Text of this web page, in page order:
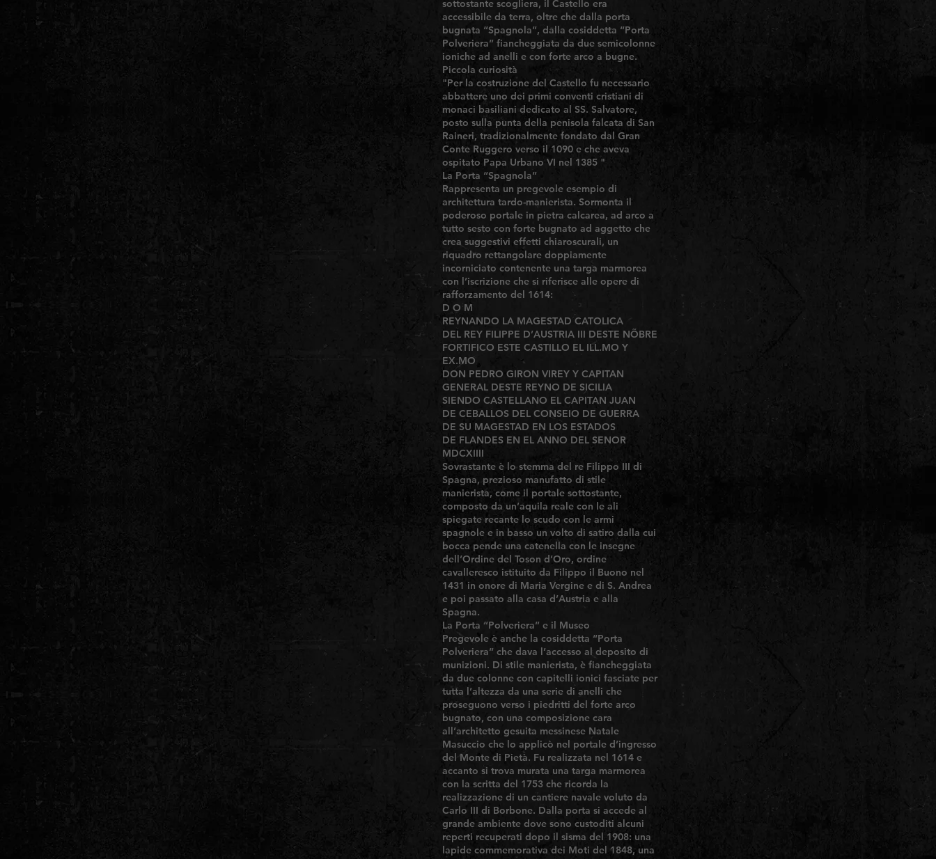
sottostante scogliera, il Castello era
accessibile da terra, oltre che dalla porta
bugnata “Spagnola”, dalla cosiddetta “Porta
Polveriera” fiancheggiata da due semicolonne
ioniche ad anelli e con forte arco a bugne.
Piccola curiosità
"Per la costruzione del Castello fu necessario
abbattere uno dei primi conventi cristiani di
monaci basiliani dedicato al SS. Salvatore,
posto sulla punta della penisola falcata di San
Raineri, tradizionalmente fondato dal Gran
Conte Ruggero verso il 1090 e che aveva
ospitato Papa Urbano VI nel 1385 "
La Porta “Spagnola”
Rappresenta un pregevole esempio di
architettura tardo-manierista. Sormonta il
poderoso portale in pietra calcarea, ad arco a
tutto sesto con forte bugnato ad aggetto che
crea suggestivi effetti chiaroscurali, un
riquadro rettangolare doppiamente
incorniciato contenente una targa marmorea
con l’iscrizione che si riferisce alle opere di
rafforzamento del 1614:
D O M
REYNANDO LA MAGESTAD CATOLICA
DEL REY FILIPPE D’AUSTRIA III DESTE NÕBRE
FORTIFICO ESTE CASTILLO EL ILL.MO Y
EX.MO
DON PEDRO GIRON VIREY Y CAPITAN
GENERAL DESTE REYNO DE SICILIA
SIENDO CASTELLANO EL CAPITAN JUAN
DE CEBALLOS DEL CONSEIO DE GUERRA
DE SU MAGESTAD EN LOS ESTADOS
DE FLANDES EN EL ANNO DEL SENOR
MDCXIIII
Sovrastante è lo stemma del re Filippo III di
Spagna, prezioso manufatto di stile
manierista, come il portale sottostante,
composto da un’aquila reale con le ali
spiegate recante lo scudo con le armi
spagnole e in basso un volto di satiro dalla cui
bocca pende una catenella con le insegne
dell’Ordine del Toson d’Oro, ordine
cavalleresco istituito da Filippo il Buono nel
1431 in onore di Maria Vergine e di S. Andrea
e poi passato alla casa d’Austria e alla
Spagna.
La Porta “Polveriera” e il Museo
Pregevole è anche la cosiddetta “Porta
Polveriera” che dava l’accesso al deposito di
munizioni. Di stile manierista, è fiancheggiata
da due colonne con capitelli ionici fasciate per
tutta l’altezza da una serie di anelli che
proseguono verso i piedritti del forte arco
bugnato, con una composizione cara
all’architetto gesuita messinese Natale
Masuccio che lo applicò nel portale d’ingresso
del Monte di Pietà. Fu realizzata nel 1614 e
accanto si trova murata una targa marmorea
con la scritta del 1753 che ricorda la
realizzazione di un cantiere navale voluto da
Carlo III di Borbone. Dalla porta si accede al
grande ambiente dove sono custoditi alcuni
reperti recuperati dopo il sisma del 1908: una
lapide commemorativa dei Moti del 1848, una